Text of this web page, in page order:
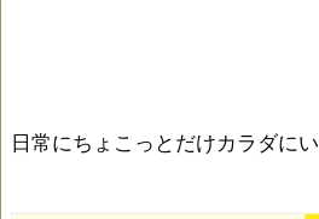
日常にちょこっとだけカラダに